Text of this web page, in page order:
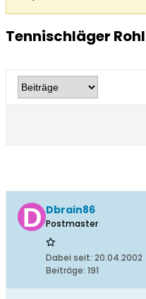
Tennischläger
Dbrain86
Postmaster
Dabei seit: 20.04.2002
Beiträge: 191